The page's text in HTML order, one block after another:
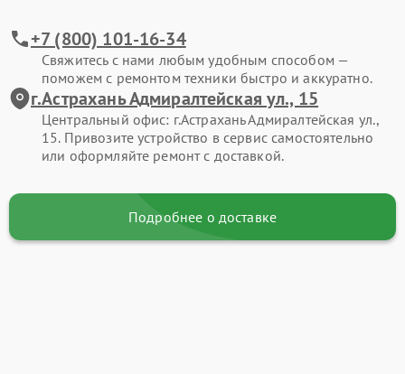
+7 (800) 101-16-34
Свяжитесь с нами любым удобным способом —
поможем с ремонтом техники быстро и аккуратно.
г.Астрахань Адмиралтейская ул., 15
Центральный офис: г.Астрахань Адмиралтейская ул.,
15. Привозите устройство в сервис самостоятельно
или оформляйте ремонт с доставкой.
Подробнее о доставке